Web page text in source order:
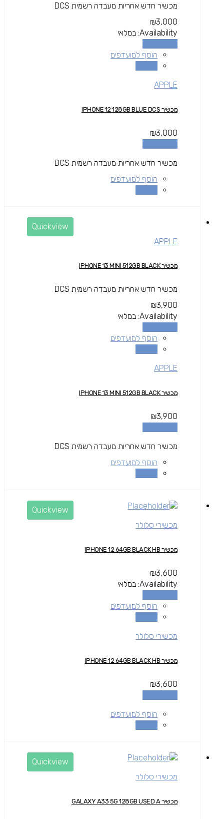
מכשיר חדש אחריות מעבדה רשמית DCS
₪3,000
Availability: במלאי
הוסף למועדפים
APPLE
מכשיר IPHONE 12 128GB BLUE DCS
₪3,000
מכשיר חדש אחריות מעבדה רשמית DCS
הוסף למועדפים
Quickview
APPLE
מכשיר IPHONE 13 MINI 512GB BLACK
מכשיר חדש אחריות מעבדה רשמית DCS
₪3,900
Availability: במלאי
הוסף למועדפים
APPLE
מכשיר IPHONE 13 MINI 512GB BLACK
₪3,900
מכשיר חדש אחריות מעבדה רשמית DCS
הוסף למועדפים
Quickview
מכשירי סלולר
מכשיר IPHONE 12 64GB BLACK HB
₪3,600
Availability: במלאי
הוסף למועדפים
מכשירי סלולר
מכשיר IPHONE 12 64GB BLACK HB
₪3,600
הוסף למועדפים
Quickview
מכשירי סלולר
מכשיר GALAXY A33 5G 128GB USED A